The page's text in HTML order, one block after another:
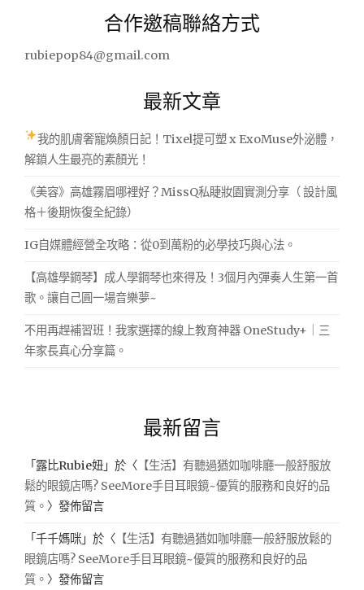
合作邀稿聯絡方式
rubiepop84@gmail.com
最新文章
我的肌膚奢寵煥顏日記！Tixel提可塑 x ExoMuse外泌體，
解鎖人生最亮的素顏光！
《美容》高雄霧眉哪裡好？MissQ私睫妝園實測分享（ 設計風
格＋後期恢復全紀錄）
IG自媒體經營全攻略：從0到萬粉的必學技巧與心法。
【高雄學鋼琴】成人學鋼琴也來得及！3個月內彈奏人生第一首
歌。讓自己圓一場音樂夢~
不用再趕補習班！我家選擇的線上教育神器 OneStudy+｜三
年家長真心分享篇。
最新留言
「 露比Rubie妞 」於〈 【生活】有聽過猶如咖啡廳一般舒服放
鬆的眼鏡店嗎? SeeMore手目耳眼鏡~優質的服務和良好的品
質。 〉發佈留言
「千千媽咪 」於〈 【生活】有聽過猶如咖啡廳一般舒服放鬆的
眼鏡店嗎? SeeMore手目耳眼鏡~優質的服務和良好的品
質。 〉發佈留言